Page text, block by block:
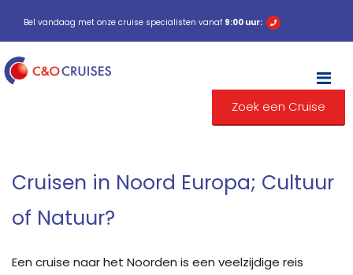
Bel vandaag met onze cruise specialisten vanaf 9:00 uur:
Zoek een Cruise
Cruisen in Noord Europa; Cultuur
of Natuur?
Een cruise naar het Noorden is een veelzijdige reis